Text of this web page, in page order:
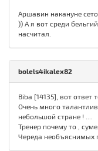
Аршавин накануне
)) А я вот среди
насчитал.
bolels4ikalex82
Biba [14135], вот
Очень много
небольшой стране ! ....
Тренер почему то ,
Череда необъяснимых